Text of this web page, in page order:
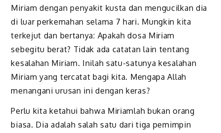
Miriam dengan penyakit kusta dan mengucilkan dia
di luar perkemahan selama 7 hari. Mungkin kita
terkejut dan bertanya: Apakah dosa Miriam
sebegitu berat? Tidak ada catatan lain tentang
kesalahan Miriam. Inilah satu-satunya kesalahan
Miriam yang tercatat bagi kita. Mengapa Allah
menangani urusan ini dengan keras?
Perlu kita ketahui bahwa Miriamlah bukan orang
biasa. Dia adalah salah satu dari tiga pemimpin